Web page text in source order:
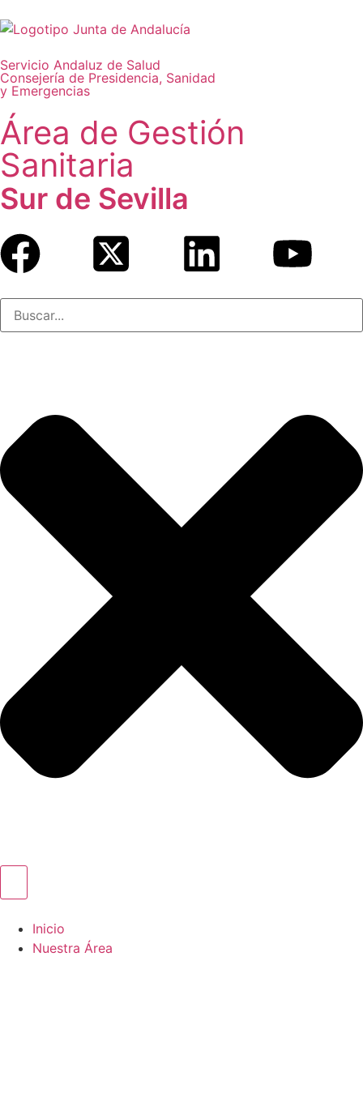
Servicio Andaluz de Salud
Consejería de Presidencia, Sanidad
y Emergencias
Área de Gestión
Sanitaria
Sur de Sevilla
Inicio
Nuestra Área